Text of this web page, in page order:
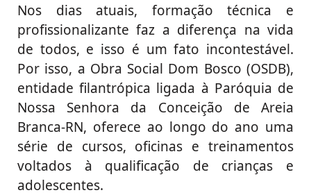
Nos dias atuais, formação técnica e
profissionalizante faz a diferença na vida
de todos, e isso é um fato incontestável.
Por isso, a Obra Social Dom Bosco (OSDB),
entidade filantrópica ligada à Paróquia de
Nossa Senhora da Conceição de Areia
Branca-RN, oferece ao longo do ano uma
série de cursos, oficinas e treinamentos
voltados à qualificação de crianças e
adolescentes.